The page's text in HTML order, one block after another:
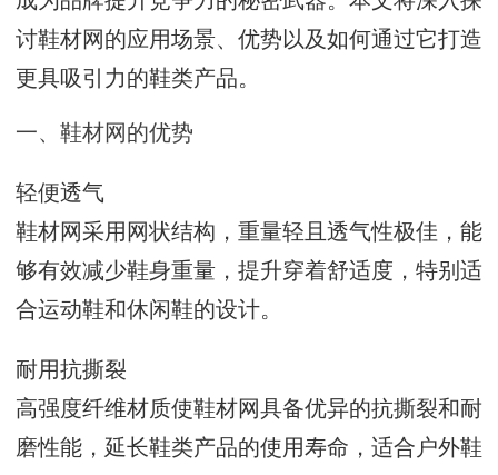
讨鞋材网的应用场景、优势以及如何通过它打造
更具吸引力的鞋类产品。
一、鞋材网的优势
轻便透气
鞋材网采用网状结构，重量轻且透气性极佳，能
够有效减少鞋身重量，提升穿着舒适度，特别适
合运动鞋和休闲鞋的设计。
耐用抗撕裂
高强度纤维材质使鞋材网具备优异的抗撕裂和耐
磨性能，延长鞋类产品的使用寿命，适合户外鞋